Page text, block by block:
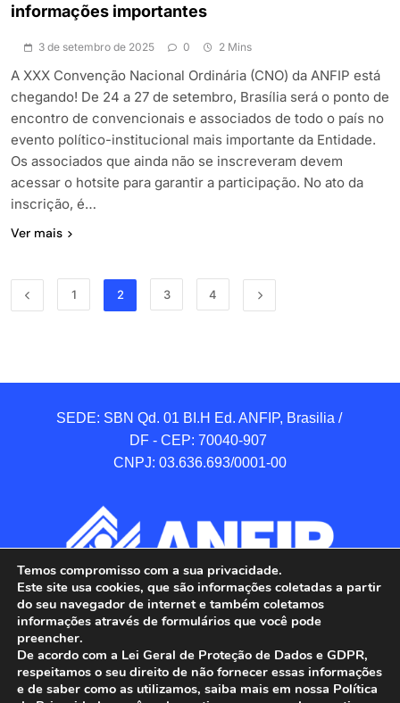
informações importantes
3 de setembro de 2025 0 2 Mins
A XXX Convenção Nacional Ordinária (CNO) da ANFIP está
chegando! De 24 a 27 de setembro, Brasília será o ponto de
encontro de convencionais e associados de todo o país no
evento político-institucional mais importante da Entidade.
Os associados que ainda não se inscreveram devem
acessar o hotsite para garantir a participação. No ato da
inscrição, é…
Ver mais
1 2 3 4
SEDE: SBN Qd. 01 BI.H Ed. ANFIP, Brasilia /
DF - CEP: 70040-907
CNPJ: 03.636.693/0001-00
Temos compromisso com a sua privacidade.
Este site usa cookies, que são informações coletadas a partir
do seu navegador de internet e também coletamos
informações através de formulários que você pode
preencher.
De acordo com a Lei Geral de Proteção de Dados e GDPR,
respeitamos o seu direito de não fornecer essas informações
e de saber como as utilizamos, saiba mais em nossa Política